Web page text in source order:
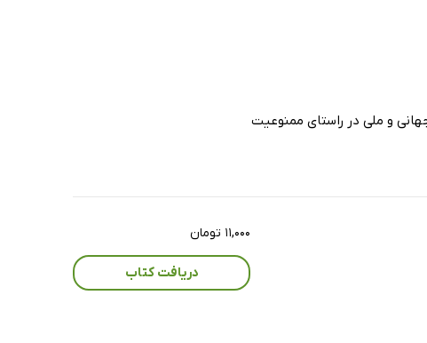
و ملی در راستای ممنوعیت
۱۱,۰۰۰ تومان
دریافت کتاب